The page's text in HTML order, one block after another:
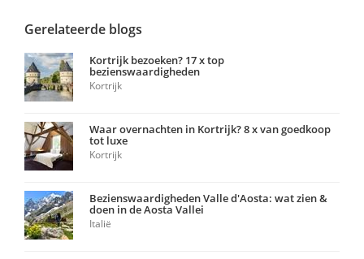
Gerelateerde blogs
Kortrijk bezoeken? 17 x top
bezienswaardigheden
Kortrijk
Waar overnachten in Kortrijk? 8 x van goedkoop
tot luxe
Kortrijk
Bezienswaardigheden Valle d'Aosta: wat zien &
doen in de Aosta Vallei
Italië